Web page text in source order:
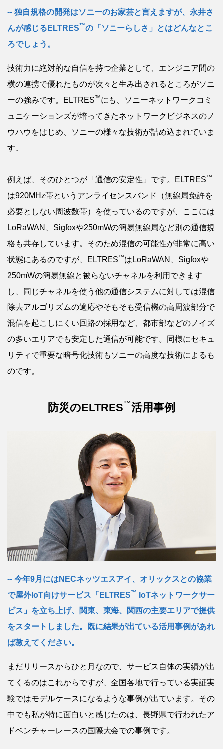
独自規格の開発はソニーのお家芸と言えますが、永井さ
んが感じるELTRES™の「ソニーらしさ」とはどんなとこ
ろでしょう。
技術力に絶対的な自信を持つ企業として、エンジニア間の
横の連携で優れたものが次々と生み出されるところがソニ
ーの強みです。ELTRES™にも、ソニーネットワークコミ
ュニケーションズが培ってきたネットワークビジネスのノ
ウハウをはじめ、ソニーの様々な技術が詰め込まれていま
す。
例えば、そのひとつが「通信の安定性」です。ELTRES™
は920MHz帯というアンライセンスバンド（無線局免許を
必要としない周波数帯）を使っているのですが、ここには
LoRaWAN、Sigfoxや250mWの簡易無線局など別の通信規
格も共存しています。そのため混信の可能性が非常に高い
状態にあるのですが、ELTRES™はLoRaWAN、Sigfoxや
250mWの簡易無線と被らないチャネルを利用できます
し、同じチャネルを使う他の通信システムに対しては混信
除去アルゴリズムの適応やそもそも受信機の高周波部分で
混信を起こしにくい回路の採用など、都市部などのノイズ
の多いエリアでも安定した通信が可能です。同様にセキュ
リティで重要な暗号化技術もソニーの高度な技術によるも
のです。
防災のELTRES™活用事例
今年9月にはNECネッツエスアイ、オリックスとの協業
で屋外IoT向けサービス「ELTRES™
IoTネットワークサー
ビス」を立ち上げ、関東、東海、関西の主要エリアで提供
をスタートしました。既に結果が出ている活用事例があれ
ば教えてください。
まだリリースからひと月なので、サービス自体の実績が出
てくるのはこれからですが、全国各地で行っている実証実
験ではモデルケースになるような事例が出ています。その
中でも私が特に面白いと感じたのは、長野県で行われたア
ドベンチャーレースの国際大会での事例です。